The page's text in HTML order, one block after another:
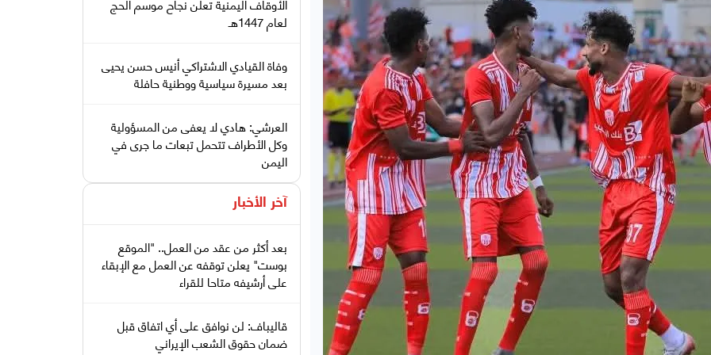
لعام 1447هـ
وفاة القيادي الاشتراكي أنيس حسن يحيى
بعد مسيرة سياسية ووطنية حافلة
العرشي: هادي لا يعفى من المسؤولية
وكل الأطراف تتحمل تبعات ما جرى في
اليمن
آخر الأخبار
بعد أكثر من عقد من العمل.. "الموقع
بوست" يعلن توقفه عن العمل مع الإبقاء
على أرشيفه متاحا للقراء
قاليباف: لن نوافق على أي اتفاق قبل
ضمان حقوق الشعب الإيراني